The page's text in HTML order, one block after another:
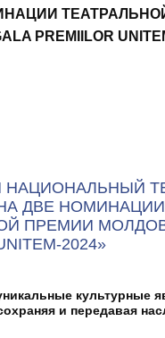
НАЦИОНАЛЬНЫЙ
ДВЕ НОМИНАЦИИ
ПРЕМИИ
2024»
культурные
и передавая